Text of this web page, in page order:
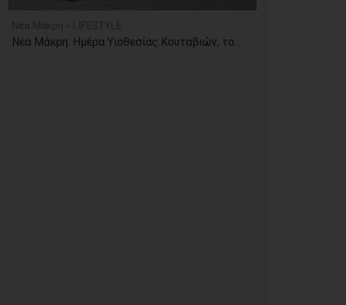
Νέα Μάκρη: Ημέρα Υιοθεσίας Κουταβιών, το...